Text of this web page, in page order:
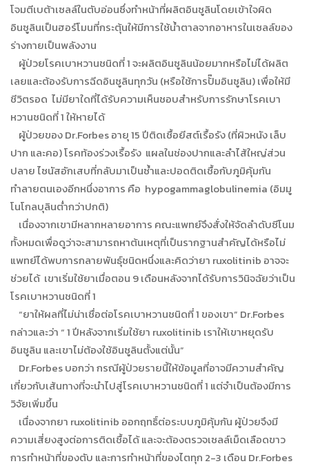
โจมตีเบต้าเซลล์ในตับอ่อนซึ่งทำหน้าที่ผลิตอินซูลินโดยเข้าใจผิด
อินซูลินเป็นฮอร์โมนที่กระตุ้นให้มีการใช้น้ำตาลจากอาหารในเซลล์ของ
ร่างกายเป็นพลังงาน
ผู้ป่วยโรคเบาหวานชนิดที่ 1 จะผลิตอินซูลินน้อยมากหรือไม่ได้ผลิต
เลยและต้องรับการฉีดอินซูลินทุกวัน (หรือใช้การปั๊มอินซูลิน) เพื่อให้มี
ชีวิตรอด ไม่มียาใดที่ได้รับความเห็นชอบสำหรับการรักษาโรคเบา
หวานชนิดที่ 1 ให้หายได้
ผู้ป่วยของ Dr.Forbes อายุ 15 ปีติดเชื้อยีสต์เรื้อรัง (ที่ผิวหนัง เล็บ
ปาก และคอ) โรคท้องร่วงเรื้อรัง แผลในช่องปากและลำไส้ใหญ่ส่วน
ปลาย ไซนัสอักเสบที่กลับมาเป็นซ้ำและปอดติดเชื้อกับภูมิคุ้มกัน
ทำลายตนเองอีกหนึ่งอาการ คือ hypogammaglobulinemia (อิมมู
โนโกลบุลินต่ำกว่าปกติ)
เนื่องจากเขามีหลากหลายอาการ คณะแพทย์จึงสั่งให้จัดลำดับซีโนม
ทั้งหมดเพื่อดูว่าจะสามารถหาต้นเหตุที่เป็นรากฐานสำคัญได้หรือไม่
แพทย์ได้พบการกลายพันธุ์ชนิดหนึ่งและคิดว่ายา ruxolitinib อาจจะ
ช่วยได้ เขาเริ่มใช้ยาเมื่อตอน 9 เดือนหลังจากได้รับการวินิจฉัยว่าเป็น
โรคเบาหวานชนิดที่ 1
“ยาให้ผลที่ไม่น่าเชื่อต่อโรคเบาหวานชนิดที่ 1 ของเขา” Dr.Forbes
กล่าวและว่า “ 1 ปีหลังจากเริ่มใช้ยา ruxolitinib เราให้เขาหยุดรับ
อินซูลิน และเขาไม่ต้องใช้อินซูลินตั้งแต่นั้น”
Dr.Forbes บอกว่า กรณีผู้ป่วยรายนี้ให้ข้อมูลที่อาจมีความสำคัญ
เกี่ยวกับเส้นทางที่จะนำไปสู่โรคเบาหวานชนิดที่ 1 แต่จำเป็นต้องมีการ
วิจัยเพิ่มขึ้น
เนื่องจากยา ruxolitinib ออกฤทธิ์ต่อระบบภูมิคุ้มกัน ผู้ป่วยจึงมี
ความเสี่ยงสูงต่อการติดเชื้อได้ และจะต้องตรวจเซลล์เม็ดเลือดขาว
การทำหน้าที่ของตับ และการทำหน้าที่ของไตทุก 2-3 เดือน Dr.Forbes